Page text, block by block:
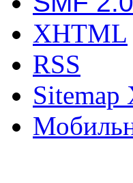
XHTML
RSS
Sitemap